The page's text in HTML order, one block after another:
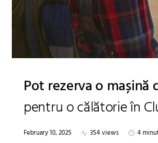
Pot rezerva o mașină
pentru o călătorie în
February 10, 2025 354 views
4